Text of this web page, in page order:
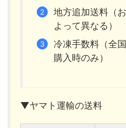
地方追加送料（
よって異なる）
冷凍手数料（全
購入時のみ）
▼ヤマト運輸の送料